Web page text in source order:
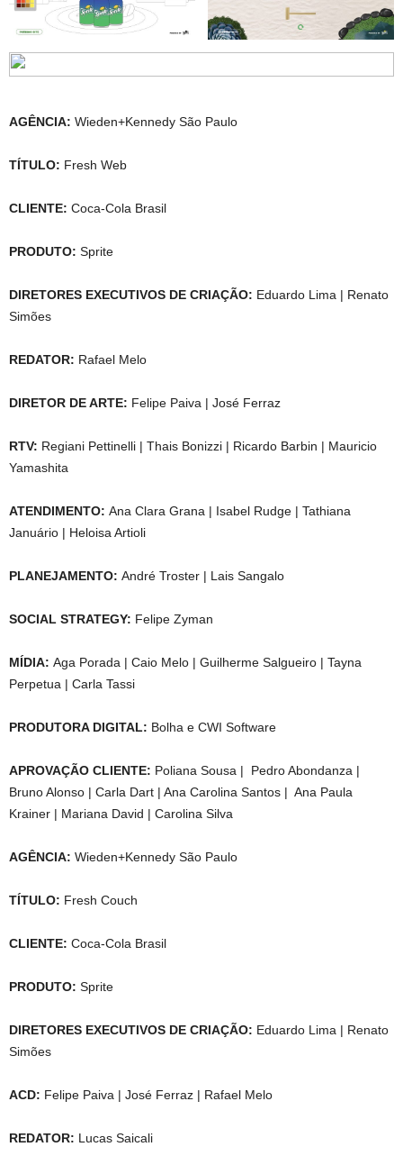
AGÊNCIA: Wieden+Kennedy São Paulo
TÍTULO: Fresh Web
CLIENTE: Coca-Cola Brasil
PRODUTO: Sprite
DIRETORES EXECUTIVOS DE CRIAÇÃO: Eduardo Lima | Renato
Simões
REDATOR: Rafael Melo
DIRETOR DE ARTE: Felipe Paiva | José Ferraz
RTV: Regiani Pettinelli | Thais Bonizzi | Ricardo Barbin | Mauricio
Yamashita
ATENDIMENTO: Ana Clara Grana | Isabel Rudge | Tathiana
Januário | Heloisa Artioli
PLANEJAMENTO: André Troster | Lais Sangalo
SOCIAL STRATEGY: Felipe Zyman
MÍDIA: Aga Porada | Caio Melo | Guilherme Salgueiro | Tayna
Perpetua | Carla Tassi
PRODUTORA DIGITAL: Bolha e CWI Software
APROVAÇÃO CLIENTE: Poliana Sousa | Pedro Abondanza |
Bruno Alonso | Carla Dart | Ana Carolina Santos | Ana Paula
Krainer | Mariana David | Carolina Silva
AGÊNCIA: Wieden+Kennedy São Paulo
TÍTULO: Fresh Couch
CLIENTE: Coca-Cola Brasil
PRODUTO: Sprite
DIRETORES EXECUTIVOS DE CRIAÇÃO: Eduardo Lima | Renato
Simões
ACD: Felipe Paiva | José Ferraz | Rafael Melo
REDATOR: Lucas Saicali